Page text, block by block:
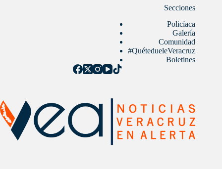
Secciones
Policíaca
Galería
Comunidad
#QuétedueleVeracruz
Boletines